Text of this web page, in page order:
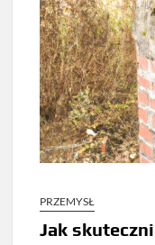
PRZEMYSŁ
Jak